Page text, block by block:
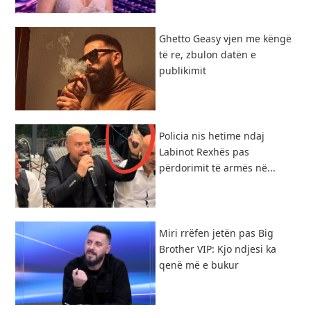
Ghetto Geasy vjen me këngë
të re, zbulon datën e
publikimit
Policia nis hetime ndaj
Labinot Rexhës pas
përdorimit të armës në...
Miri rrëfen jetën pas Big
Brother VIP: Kjo ndjesi ka
qenë më e bukur